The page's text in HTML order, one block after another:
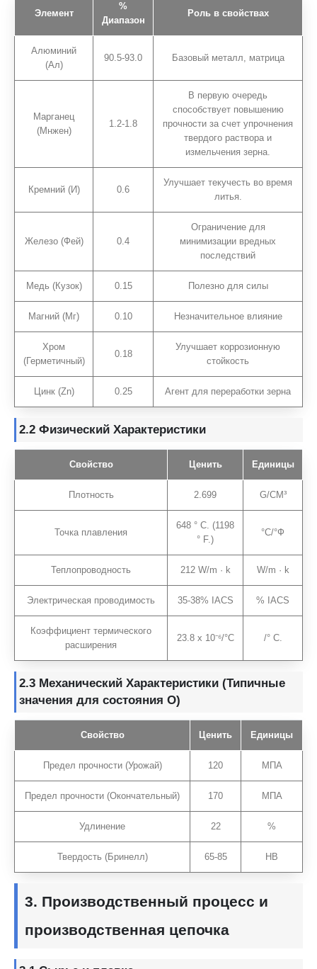
Элемент
%
Диапазон
Роль в свойствах
Алюминий
(Ал)
90.5-93.0 Базовый металл, матрица
Марганец
(Мнжен)
1.2-1.8
В первую очередь
способствует повышению
прочности за счет упрочнения
твердого раствора и
измельчения зерна.
Кремний (И) 0.6
Улучшает текучесть во время
литья.
Железо (Фей) 0.4
Ограничение для
минимизации вредных
последствий
Медь (Кузок) 0.15 Полезно для силы
Магний (Мг) 0.10 Незначительное влияние
Хром
(Герметичный)
0.18
Улучшает коррозионную
стойкость
Цинк (Zn) 0.25 Агент для переработки зерна
2.2 Физический Характеристики
Свойство Ценить Единицы
Плотность 2.699 G/CM³
Точка плавления
648 ° C. (1198
° F.)
°С/°Ф
Теплопроводность 212 W/m · k W/m · k
Электрическая проводимость 35-38% IACS % IACS
Коэффициент термического
расширения
23.8 х 10⁻⁶/°С /° C.
2.3 Механический Характеристики (Типичные
значения для состояния O)
Свойство Ценить Единицы
Предел прочности (Урожай) 120 МПА
Предел прочности (Окончательный) 170 МПА
Удлинение 22 %
Твердость (Бринелл) 65-85 HB
3. Производственный процесс и
производственная цепочка